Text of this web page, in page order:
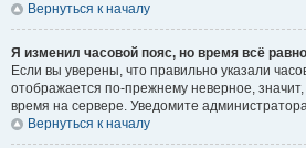
Вернуться к началу
Я изменил часовой пояс, но время всё
Если вы уверены, что правильно указали
отображается по-прежнему неверное,
время на сервере. Уведомите
Вернуться к началу